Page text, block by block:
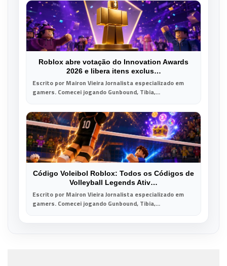
Roblox abre votação do Innovation Awards
2026 e libera itens exclus…
Escrito por Mairon Vieira Jornalista especializado em
gamers. Comecei jogando Gunbound, Tibia,...
Código Voleibol Roblox: Todos os Códigos de
Volleyball Legends Ativ…
Escrito por Mairon Vieira Jornalista especializado em
gamers. Comecei jogando Gunbound, Tibia,...